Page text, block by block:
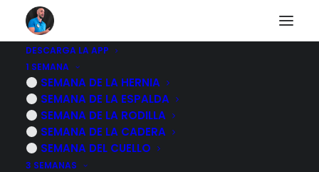
DESCARGA LA APP
1 SEMANA
SEMANA DE LA HERNIA
SEMANA DE LA ESPALDA
SEMANA DE LA RODILLA
SEMANA DE LA CADERA
SEMANA DEL CUELLO
3 SEMANAS
Otros diarios
Descubre a otras personas que están pasando lo